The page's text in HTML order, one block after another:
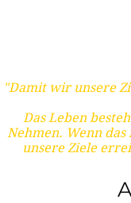
"Damit wir unsere
Das Leben
Nehmen. Wenn
unsere Ziele